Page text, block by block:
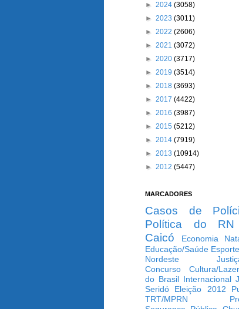
► 2024 (3058)
► 2023 (3011)
► 2022 (2606)
► 2021 (3072)
► 2020 (3717)
► 2019 (3514)
► 2018 (3693)
► 2017 (4422)
► 2016 (3987)
► 2015 (5212)
► 2014 (7919)
► 2013 (10914)
► 2012 (5447)
MARCADORES
Casos de
Política do RN
Caicó
Economia
Educação/Saúde
Nordeste
Concurso
Cultura/Lazer
do Brasil Internacional
Seridó
Eleição 2012
TRT/MPRN